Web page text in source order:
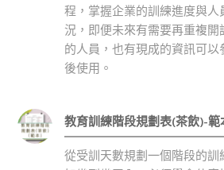
程，掌握企業的訓練進度與人
況，即便未來有需要再重複開
的人員，也有現成的資訊可以
後使用。
教育訓練階段規劃表(茶飲)-範
從受訓天數規劃一個階段的訓